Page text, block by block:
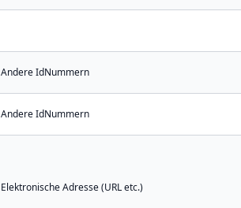
Andere IdNummern
Andere IdNummern
Elektronische Adresse (URL etc.)